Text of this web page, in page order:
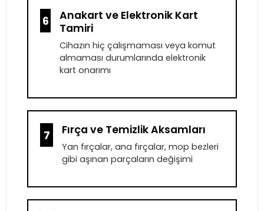
6
Anakart ve Elektronik Kart
Tamiri
Cihazın hiç çalışmaması veya komut
almaması durumlarında elektronik
kart onarımı
7 Fırça ve Temizlik Aksamları
Yan fırçalar, ana fırçalar, mop bezleri
gibi aşınan parçaların değişimi